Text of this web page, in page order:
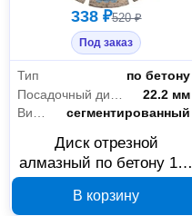
338 ₽520 ₽
Под заказ
Тип
по бетону
22.2 мм
Вид диска
сегментированный
Диск отрезной
алмазный по бетону 115
В корзину